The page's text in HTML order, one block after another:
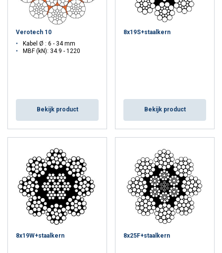
Verotech 10
Kabel Ø : 6 - 34 mm
MBF (kN): 34.9 - 1220
Bekijk product
8x19S+staalkern
Bekijk product
8x19W+staalkern 8x25F+staalkern